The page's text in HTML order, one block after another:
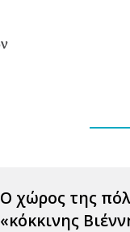
Ο χώρος της
«κόκκινης